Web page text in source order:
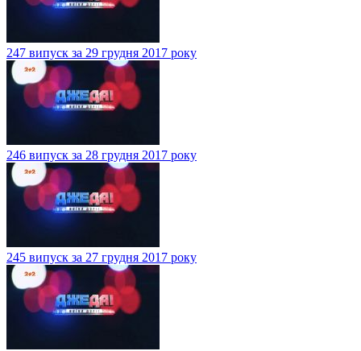
247 випуск за 29 грудня 2017 року
246 випуск за 28 грудня 2017 року
245 випуск за 27 грудня 2017 року